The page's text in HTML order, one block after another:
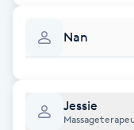
Fransfärgning
Fransförlängning
Fransförlängning
Nan
Jessie